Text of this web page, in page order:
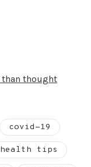
than thought
covid-19
health tips